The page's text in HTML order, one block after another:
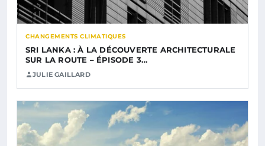
CHANGEMENTS CLIMATIQUES
SRI LANKA : À LA DÉCOUVERTE ARCHITECTURALE
SUR LA ROUTE – ÉPISODE 3…
JULIE GAILLARD